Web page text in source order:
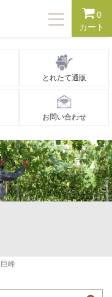
0
カート
T
o
e
a
i
g
a
i
o
n
とれたて通販
お問い合わせ
巨峰